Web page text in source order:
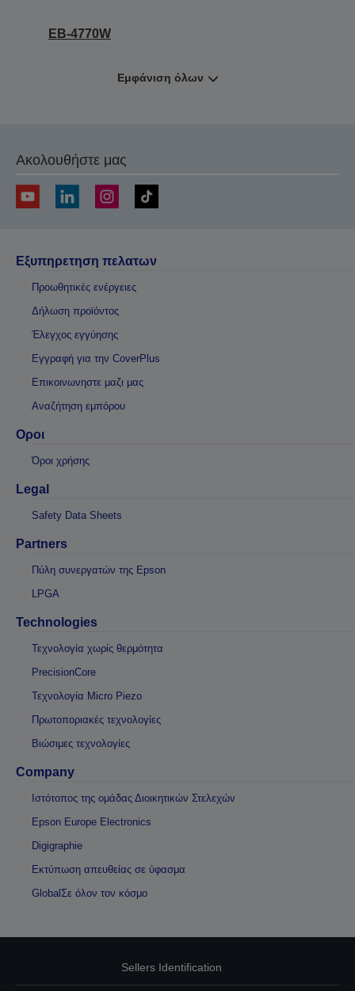
EB-4770W
Εμφάνιση όλων
Ακολουθήστε μας
Εξυπηρετηση πελατων
Προωθητικές ενέργειες
Δήλωση προϊόντος
Έλεγχος εγγύησης
Εγγραφή για την CoverPlus
Επικοινωνηστε μαζι μας
Αναζήτηση εμπόρου
Οροι
Όροι χρήσης
Legal
Safety Data Sheets
Partners
Πύλη συνεργατών της Epson
LPGA
Technologies
Τεχνολογία χωρίς θερμότητα
PrecisionCore
Τεχνολογία Micro Piezo
Πρωτοποριακές τεχνολογίες
Βιώσιμες τεχνολογίες
Company
Ιστότοπος της ομάδας Διοικητικών Στελεχών
Epson Europe Electronics
Digigraphie
Εκτύπωση απευθείας σε ύφασμα
GlobalΣε όλον τον κόσμο
Sellers Identification